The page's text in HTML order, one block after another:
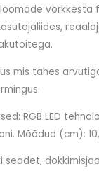
võrkkesta
mis tahes
RGB LED
Mõõdud (cm):
seadet,